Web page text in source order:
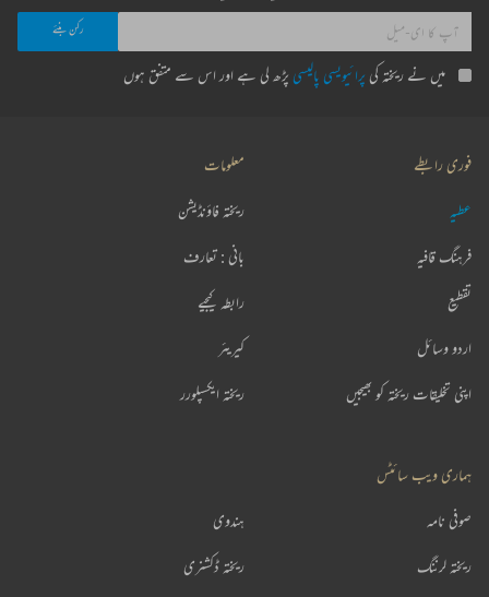
میں نے ریختہ کی پرائیویسی پالیسی پڑھ لی ہے اور اس سے متفق ہوں
فوری رابطے
عطیہ
فرہنگ قافیہ
تقطیع
اردو وسائل
اپنی تخلیقات ریختہ کو بھیجیں
معلومات
ریختہ فاؤنڈیشن
بانی : تعارف
رابطہ کیجیے
کیریئر
ریختہ ایکسپلورر
ہماری ویب سائٹس
ہندوی صوفی نامہ
ریختہ ڈکشنری ریختہ لرننگ